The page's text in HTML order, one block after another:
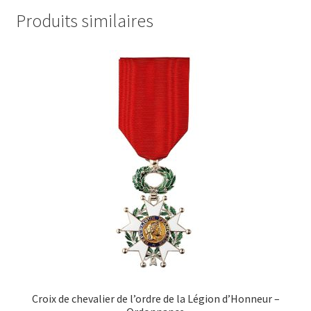
Produits similaires
Croix de chevalier de l’ordre de la Légion d’Honneur –